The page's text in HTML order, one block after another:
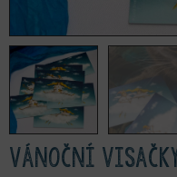
Vánoční